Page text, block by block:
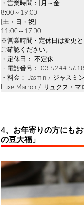
・営業時間：[月～金]
8:00～19:00
[土・日・祝]
11:00～17:00
※営業時間・定休日は変更
ご確認ください。
・定休日： 不定休
・電話番号： 03-5244-5618
・料金： Jasmin / ジャスミ
Luxe Marron / リュクス・マ
4、お年寄りの方にも
の豆大福」